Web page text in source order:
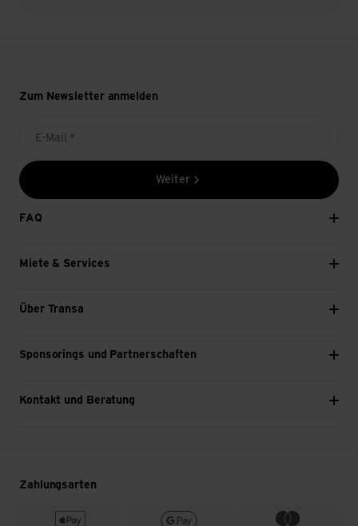
Zum Newsletter anmelden
E-Mail *
Weiter
FAQ
Miete & Services
Über Transa
Sponsorings und Partnerschaften
Kontakt und Beratung
Zahlungsarten